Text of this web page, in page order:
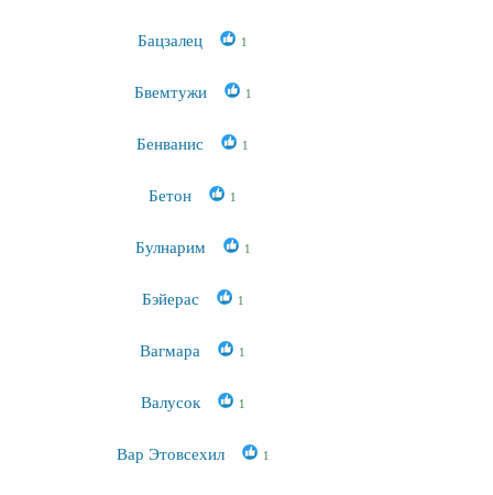
Бацзалец 1
Бвемтужи 1
Бенванис 1
Бетон 1
Булнарим 1
Бэйерас 1
Вагмара 1
Валусок 1
Вар Этовсехил 1